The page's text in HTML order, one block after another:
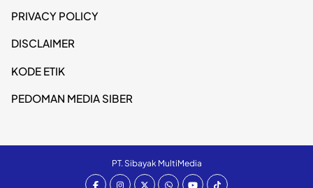
PRIVACY POLICY
DISCLAIMER
KODE ETIK
PEDOMAN MEDIA SIBER
PT. Sibayak MultiMedia